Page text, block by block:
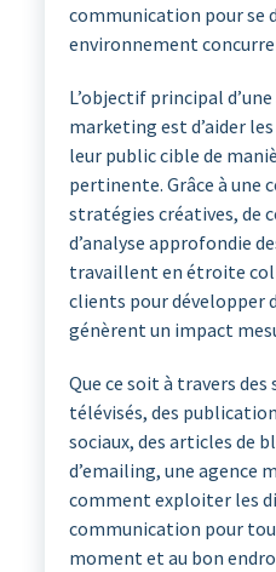
communication pour se
environnement
L’objectif principal
marketing est d’aider
leur public cible de
pertinente. Grâce à une
stratégies créatives, de
d’analyse approfondie
travaillent en étroite
clients pour développer
génèrent un impact
Que ce soit à travers
télévisés, des
sociaux, des articles de
d’emailing, une agence
comment exploiter les
communication pour
moment et au bon